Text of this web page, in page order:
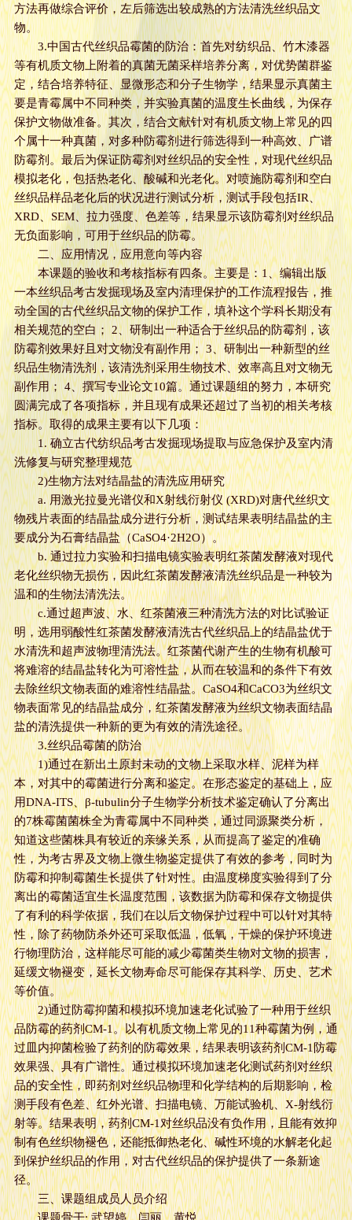
方法再做综合评价，左后筛选出较成熟的方法清洗丝织品文
物。
3.中国古代丝织品霉菌的防治：首先对纺织品、竹木漆器
等有机质文物上附着的真菌无菌采样培养分离，对优势菌群鉴
定，结合培养特征、显微形态和分子生物学，结果显示真菌主
要是青霉属中不同种类，并实验真菌的温度生长曲线，为保存
保护文物做准备。其次，结合文献针对有机质文物上常见的四
个属十一种真菌，对多种防霉剂进行筛选得到一种高效、广谱
防霉剂。最后为保证防霉剂对丝织品的安全性，对现代丝织品
模拟老化，包括热老化、酸碱和光老化。对喷施防霉剂和空白
丝织品样品老化后的状况进行测试分析，测试手段包括IR、
XRD、SEM、拉力强度、色差等，结果显示该防霉剂对丝织品
无负面影响，可用于丝织品的防霉。
二、应用情况，应用意向等内容
本课题的验收和考核指标有四条。主要是：1、编辑出版
一本丝织品考古发掘现场及室内清理保护的工作流程报告，推
动全国的古代丝织品文物的保护工作，填补这个学科长期没有
相关规范的空白； 2、研制出一种适合于丝织品的防霉剂，该
防霉剂效果好且对文物没有副作用； 3、研制出一种新型的丝
织品生物清洗剂，该清洗剂采用生物技术、效率高且对文物无
副作用； 4、撰写专业论文10篇。通过课题组的努力，本研究
圆满完成了各项指标，并且现有成果还超过了当初的相关考核
指标。取得的成果主要有以下几项：
1. 确立古代纺织品考古发掘现场提取与应急保护及室内清
洗修复与研究整理规范
2)生物方法对结晶盐的清洗应用研究
a. 用激光拉曼光谱仪和X射线衍射仪 (XRD)对唐代丝织文
物残片表面的结晶盐成分进行分析，测试结果表明结晶盐的主
要成分为石膏结晶盐（CaSO4·2H2O）。
b. 通过拉力实验和扫描电镜实验表明红茶菌发酵液对现代
老化丝织物无损伤，因此红茶菌发酵液清洗丝织品是一种较为
温和的生物法清洗法。
c.通过超声波、水、红茶菌液三种清洗方法的对比试验证
明，选用弱酸性红茶菌发酵液清洗古代丝织品上的结晶盐优于
水清洗和超声波物理清洗法。红茶菌代谢产生的生物有机酸可
将难溶的结晶盐转化为可溶性盐，从而在较温和的条件下有效
去除丝织文物表面的难溶性结晶盐。CaSO4和CaCO3为丝织文
物表面常见的结晶盐成分，红茶菌发酵液为丝织文物表面结晶
盐的清洗提供一种新的更为有效的清洗途径。
3.丝织品霉菌的防治
1)通过在新出土原封未动的文物上采取水样、泥样为样
本，对其中的霉菌进行分离和鉴定。在形态鉴定的基础上，应
用DNA-ITS、β-tubulin分子生物学分析技术鉴定确认了分离出
的7株霉菌菌株全为青霉属中不同种类，通过同源聚类分析，
知道这些菌株具有较近的亲缘关系，从而提高了鉴定的准确
性，为考古界及文物上微生物鉴定提供了有效的参考，同时为
防霉和抑制霉菌生长提供了针对性。由温度梯度实验得到了分
离出的霉菌适宜生长温度范围，该数据为防霉和保存文物提供
了有利的科学依据，我们在以后文物保护过程中可以针对其特
性，除了药物防杀外还可采取低温，低氧，干燥的保护环境进
行物理防治，这样能尽可能的减少霉菌类生物对文物的损害，
延缓文物褪变，延长文物寿命尽可能保存其科学、历史、艺术
等价值。
2)通过防霉抑菌和模拟环境加速老化试验了一种用于丝织
品防霉的药剂CM-1。以有机质文物上常见的11种霉菌为例，通
过皿内抑菌检验了药剂的防霉效果，结果表明该药剂CM-1防霉
效果强、具有广谱性。通过模拟环境加速老化测试药剂对丝织
品的安全性，即药剂对丝织品物理和化学结构的后期影响，检
测手段有色差、红外光谱、扫描电镜、万能试验机、X-射线衍
射等。结果表明，药剂CM-1对丝织品没有负作用，且能有效抑
制有色丝织物褪色，还能抵御热老化、碱性环境的水解老化起
到保护丝织品的作用，对古代丝织品的保护提供了一条新途
径。
三、课题组成员人员介绍